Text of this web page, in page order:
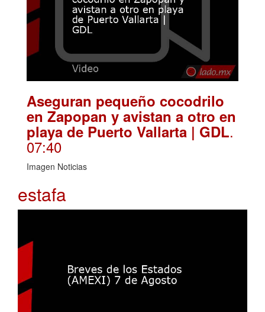
Aseguran pequeño cocodrilo
en Zapopan y avistan a otro en
playa de Puerto Vallarta | GDL.
07:40
Imagen Noticias
estafa